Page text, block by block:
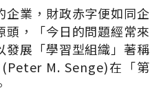
企業，財政赤字便如同企
頭，「今日的問題經常來
發展「學習型組織」著稱
M. Senge)在「第